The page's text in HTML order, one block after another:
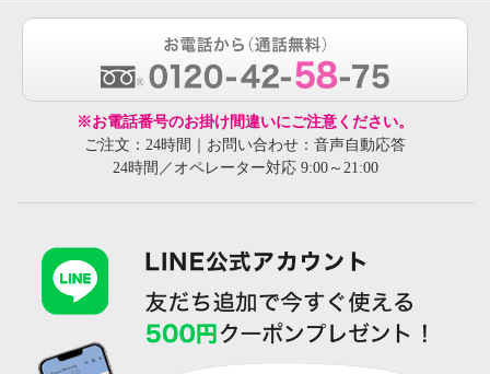
※お電話番号のお掛け間違いにご注意ください。
ご注文：24時間｜お問い合わせ：音声自動応答
24時間／オペレーター対応 9:00～21:00